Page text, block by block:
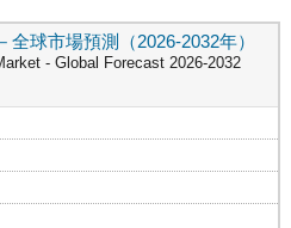
球市場預測（2026-2032年）
- Global Forecast 2026-2032